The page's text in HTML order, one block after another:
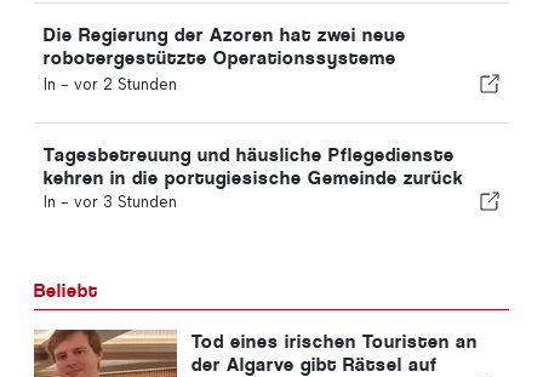
Die Regierung der Azoren hat zwei neue
robotergestützte Operationssysteme
angeschafft
In - vor 2 Stunden
Tagesbetreuung und häusliche Pflegedienste
kehren in die portugiesische Gemeinde zurück
In - vor 3 Stunden
Beliebt
Tod eines irischen Touristen an
der Algarve gibt Rätsel auf